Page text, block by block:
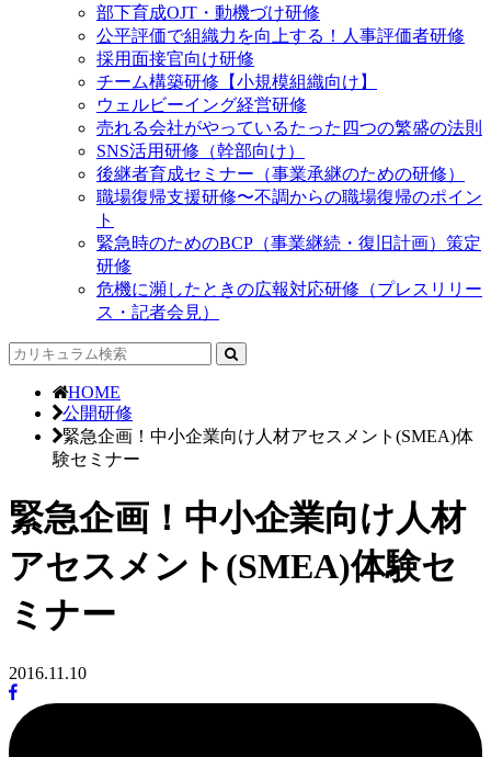
部下育成OJT・動機づけ研修
公平評価で組織力を向上する！人事評価者研修
採用面接官向け研修
チーム構築研修【小規模組織向け】
ウェルビーイング経営研修
売れる会社がやっているたった四つの繁盛の法則
SNS活用研修（幹部向け）
後継者育成セミナー（事業承継のための研修）
職場復帰支援研修〜不調からの職場復帰のポイン
ト
緊急時のためのBCP（事業継続・復旧計画）策定
研修
危機に瀕したときの広報対応研修（プレスリリー
ス・記者会見）
HOME
公開研修
緊急企画！中小企業向け人材アセスメント(SMEA)体
験セミナー
緊急企画！中小企業向け人材
アセスメント(SMEA)体験セ
ミナー
2016.11.10